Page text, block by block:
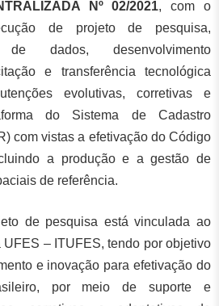
Nº 02/2021, com o
de projeto de pesquisa,
dados, desenvolvimento
e transferência tecnológica
evolutivas, corretivas e
do Sistema de Cadastro
com vistas a efetivação do Código
a produção e a gestão de
de referência.
de pesquisa está vinculada ao
UFES – ITUFES, tendo por objetivo
e inovação para efetivação do
por meio de suporte e